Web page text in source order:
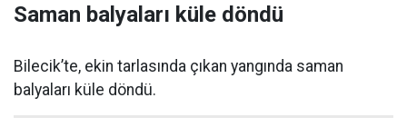
Saman balyaları küle döndü
Bilecik’te, ekin tarlasında çıkan yangında saman
balyaları küle döndü.